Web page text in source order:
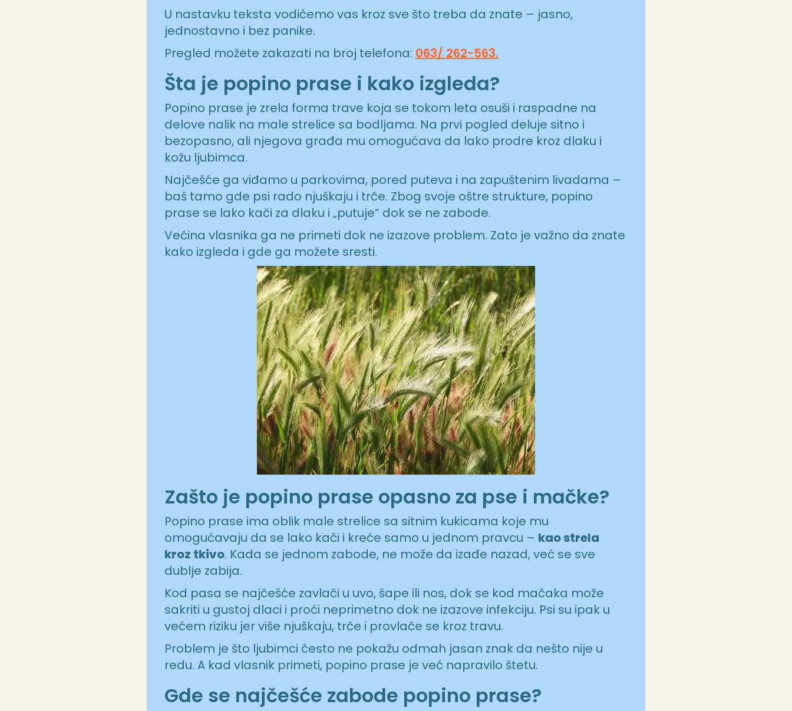
U nastavku teksta vodićemo vas kroz sve što treba da znate – jasno,
jednostavno i bez panike.
Pregled možete zakazati na broj telefona: 063/ 262-563.
Šta je popino prase i kako izgleda?
Popino prase je zrela forma trave koja se tokom leta osuši i raspadne na
delove nalik na male strelice sa bodljama. Na prvi pogled deluje sitno i
bezopasno, ali njegova građa mu omogućava da lako prodre kroz dlaku i
kožu ljubimca.
Najčešće ga viđamo u parkovima, pored puteva i na zapuštenim livadama –
baš tamo gde psi rado njuškaju i trče. Zbog svoje oštre strukture, popino
prase se lako kači za dlaku i „putuje“ dok se ne zabode.
Većina vlasnika ga ne primeti dok ne izazove problem. Zato je važno da znate
kako izgleda i gde ga možete sresti.
Zašto je popino prase opasno za pse i mačke?
Popino prase ima oblik male strelice sa sitnim kukicama koje mu
omogućavaju da se lako kači i kreće samo u jednom pravcu – kao strela
kroz tkivo. Kada se jednom zabode, ne može da izađe nazad, već se sve
dublje zabija.
Kod pasa se najčešće zavlači u uvo, šape ili nos, dok se kod mačaka može
sakriti u gustoj dlaci i proći neprimetno dok ne izazove infekciju. Psi su ipak u
većem riziku jer više njuškaju, trče i provlače se kroz travu.
Problem je što ljubimci često ne pokažu odmah jasan znak da nešto nije u
redu. A kad vlasnik primeti, popino prase je već napravilo štetu.
Gde se najčešće zabode popino prase?